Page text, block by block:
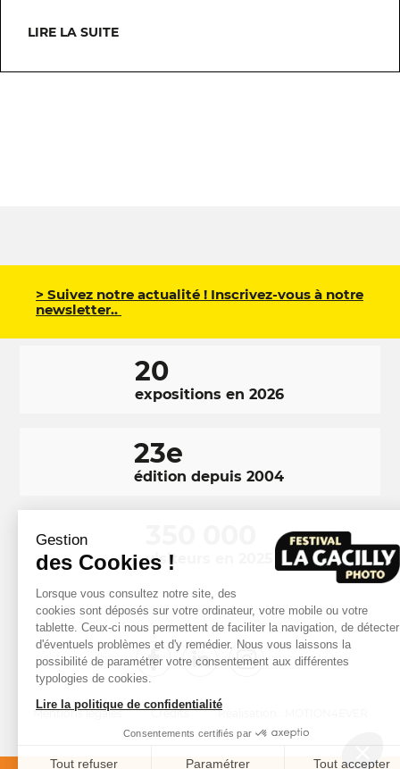
Gestion
des Cookies !
Lorsque vous consultez notre site, des
cookies sont déposés sur votre ordinateur, votre mobile ou votre
tablette. Ceux-ci nous permettent de faciliter la navigation, de détecter
d'éventuels problèmes et d'y remédier. Nous vous laissons la
possibilité de paramétrer votre consentement aux différentes
typologies de cookies.
Lire la politique de confidentialité
Consentements certifiés par
Tout refuser Paramétrer Tout accepter
LIRE LA SUITE
> Suivez notre actualité ! Inscrivez-vous à notre
newsletter..
20
expositions en 2026
23e
édition depuis 2004
visiteurs en 2025
RÉSEAUX
SOCIAUX
FOOTER
FacebookLinkedInInstagram
NAVIGATION
Mentions légales Crédits Réalisation : MOTION4EVER